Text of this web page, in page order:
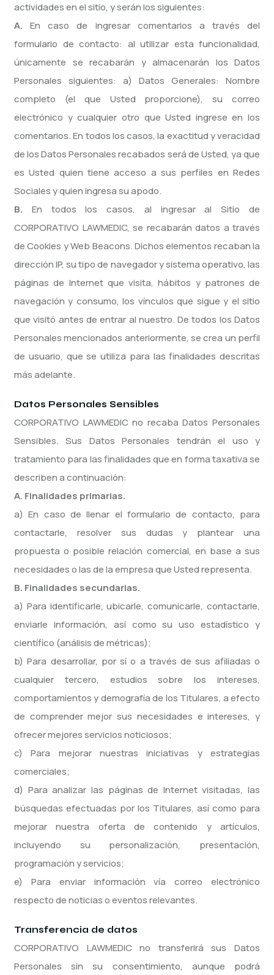
actividades en el sitio, y serán los siguientes:
A. En caso de ingresar comentarios a través del
formulario de contacto: al utilizar esta funcionalidad,
únicamente se recabarán y almacenarán los Datos
Personales siguientes: a) Datos Generales: Nombre
completo (el que Usted proporcione), su correo
electrónico y cualquier otro que Usted ingrese en los
comentarios. En todos los casos, la exactitud y veracidad
de los Datos Personales recabados será de Usted, ya que
es Usted quien tiene acceso a sus perfiles en Redes
Sociales y quien ingresa su apodo.
B. En todos los casos, al ingresar al Sitio de
CORPORATIVO LAWMEDIC, se recabarán datos a través
de Cookies y Web Beacons. Dichos elementos recaban la
dirección IP, su tipo de navegador y sistema operativo, las
páginas de Internet que visita, hábitos y patrones de
navegación y consumo, los vínculos que sigue y el sitio
que visitó antes de entrar al nuestro. De todos los Datos
Personales mencionados anteriormente, se crea un perfil
de usuario, que se utiliza para las finalidades descritas
más adelante.
Datos Personales Sensibles
CORPORATIVO LAWMEDIC no recaba Datos Personales
Sensibles. Sus Datos Personales tendrán el uso y
tratamiento para las finalidades que en forma taxativa se
describen a continuación:
A. Finalidades primarias.
a) En caso de llenar el formulario de contacto, para
contactarle, resolver sus dudas y plantear una
propuesta o posible relación comercial, en base a sus
necesidades o las de la empresa que Usted representa.
B. Finalidades secundarias.
a) Para identificarle, ubicarle, comunicarle, contactarle,
enviarle información, así como su uso estadístico y
científico (análisis de métricas);
b) Para desarrollar, por sí o a través de sus afiliadas o
cualquier tercero, estudios sobre los intereses,
comportamientos y demografía de los Titulares, a efecto
de comprender mejor sus necesidades e intereses, y
ofrecer mejores servicios noticiosos;
c) Para mejorar nuestras iniciativas y estrategias
comerciales;
d) Para analizar las páginas de Internet visitadas, las
búsquedas efectuadas por los Titulares, así como para
mejorar nuestra oferta de contenido y artículos,
incluyendo su personalización, presentación,
programación y servicios;
e) Para enviar información vía correo electrónico
respecto de noticias o eventos relevantes.
Transferencia de datos
CORPORATIVO LAWMEDIC no transferirá sus Datos
Personales sin su consentimiento, aunque podrá